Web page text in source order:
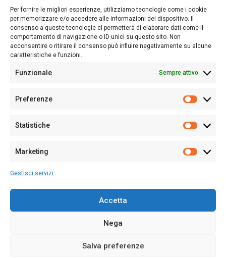
Per fornire le migliori esperienze, utilizziamo tecnologie come i cookie
per memorizzare e/o accedere alle informazioni del dispositivo. Il
consenso a queste tecnologie ci permetterà di elaborare dati come il
comportamento di navigazione o ID unici su questo sito. Non
acconsentire o ritirare il consenso può influire negativamente su alcune
caratteristiche e funzioni.
Funzionale Sempre attivo
Preferenze
Statistiche
Marketing
Gestisci servizi
Accetta
Nega
Salva preferenze
lettori su quanto accade in Sardegna, con un occhio rivolto al
nostro passato e, soprattutto, al nostro futuro
Follow Us
Sede:Via Cristoforo Colombo 09013 Carbonia
Partita IVA02270380922
128/2020 del 10/02/2020
Per la Pubblicità:
Sardegna Ieri-Oggi-Domani- Tutti i diritti sono riservati -